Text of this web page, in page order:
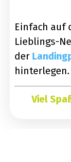
Einfach auf
Lieblings-
der
hinterlegen.
Viel